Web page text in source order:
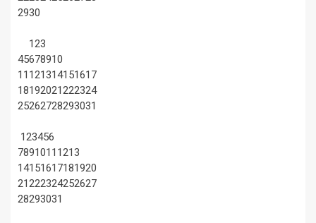
2930
123
45678910
11 121314151617
18192021222324
25262728293031
123456
7891011 1213
14151617181920
21222324252627
28293031